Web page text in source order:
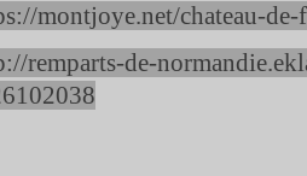
montjoye.net/chateau-de-
remparts-de-